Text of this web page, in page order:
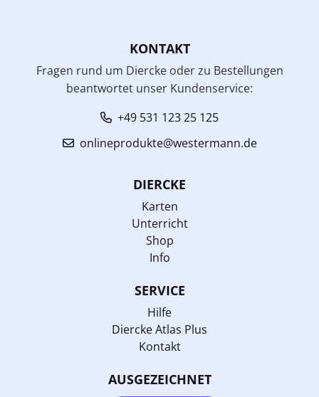
KONTAKT
Fragen rund um Diercke oder zu Bestellungen
beantwortet unser Kundenservice:
+49 531 123 25 125
onlineprodukte@westermann.de
DIERCKE
Karten
Unterricht
Shop
Info
SERVICE
Hilfe
Diercke Atlas Plus
Kontakt
AUSGEZEICHNET